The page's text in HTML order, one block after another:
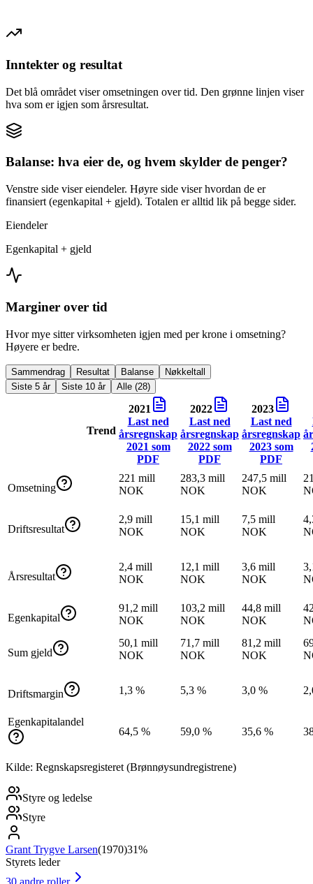
Inntekter og resultat
Det blå området viser omsetningen over tid. Den grønne linjen viser
hva som er igjen som årsresultat.
Balanse: hva eier de, og hvem skylder de penger?
Venstre side viser eiendeler. Høyre side viser hvordan de er
finansiert (egenkapital + gjeld). Totalen er alltid lik på begge sider.
Eiendeler
Egenkapital + gjeld
Marginer over tid
Hvor mye sitter virksomheten igjen med per krone i omsetning?
Høyere er bedre.
Sammendrag Resultat Balanse
Nøkkeltall
Siste 5 år
Siste 10 år Alle (28)
Trend
2021
Last ned
årsregnskap
2021 som
PDF
2022
Last ned
årsregnskap
2022som
PDF
2023
Last ned
årsregnskap
2023som
PDF
Omsetning
221 mill
NOK
283,3 mill
NOK
247,5 mill
NOK
Driftsresultat
2,9 mill
NOK
15,1 mill
NOK
7,5 mill
NOK
Årsresultat
2,4 mill
NOK
12,1 mill
NOK
3,6 mill
NOK
Egenkapital
91,2 mill
NOK
103,2 mill
NOK
44,8 mill
NOK
Sum gjeld
50,1 mill
NOK
71,7 mill
NOK
81,2 mill
NOK
Driftsmargin 1,3 % 5,3 % 3,0 %
Egenkapitalandel
64,5 %
59,0 % 35,6 %
Kilde: Regnskapsregisteret (Brønnøysundregistrene)
Styre og ledelse
Styre
Grant Trygve Larsen(1970)31%
Styrets leder
30 andre roller